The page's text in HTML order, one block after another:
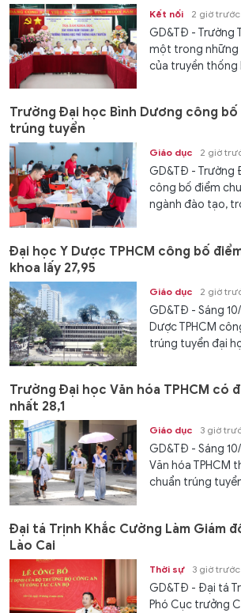
Kết nối 2 giờ trước
GD&TĐ - Trường
một trong những
của truyền thống
Trường Đại học Bình Dương công bố
trúng tuyển
Giáo dục 2 giờ
GD&TĐ - Trường
công bố điểm
ngành đào tạo,
Đại học Y Dược TPHCM công bố
khoa lấy 27,95
Giáo dục 2 giờ
GD&TĐ - Sáng
Dược TPHCM
trúng tuyển đại
Trường Đại học Văn hóa TPHCM có
nhất 28,1
Giáo dục 3 giờ
GD&TĐ - Sáng
Văn hóa TPHCM
chuẩn trúng
Đại tá Trịnh Khắc Cường Làm Giám
Lào Cai
Thời sự 3 giờ trước
GD&TĐ - Đại tá
Phó Cục trưởng